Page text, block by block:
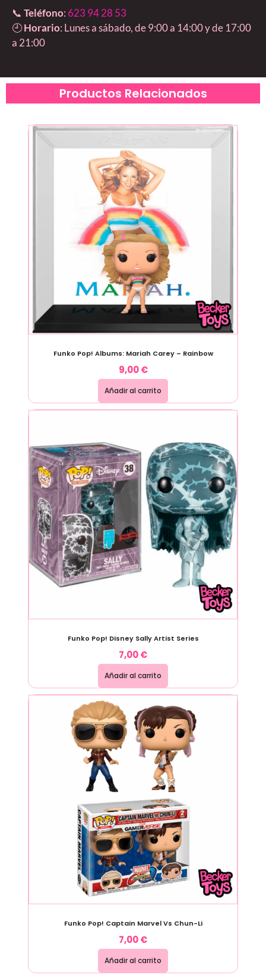
📞 Teléfono: 623 94 28 53
🕘Horario: Lunes a sábado, de 9:00 a 14:00 y de 17:00
a 21:00
Productos Relacionados
Funko Pop! Albums: Mariah Carey – Rainbow
9,00€
Añadir al carrito
Funko Pop! Disney Sally Artist Series
7,00€
Añadir al carrito
Funko Pop! Captain Marvel Vs Chun-Li
7,00€
Añadir al carrito